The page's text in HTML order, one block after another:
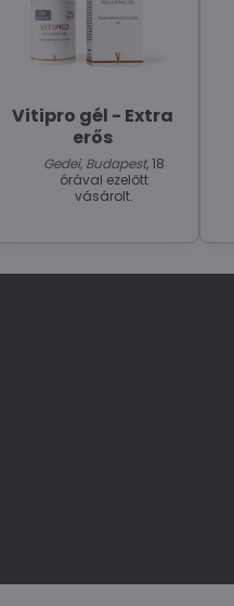
Vitipro gél - Extra
erős
Gedei, Budapest, 18
órával ezelőtt
vásárolt.